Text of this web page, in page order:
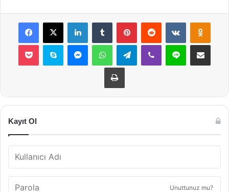
Facebook
X LinkedInTumblr PinterestReddit VKontakte
Pocket Skype MessengerWhatsAppTelegramViber Line E-Posta ile
Yazdır
Kayıt Ol
Unuttunuz mu?